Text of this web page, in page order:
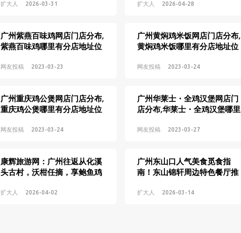
扩大人 2026-03-31 扩大人 2026-04-28
广州紫燕百味鸡网店门店分布,
紫燕百味鸡哪里有分店地址位
网友投稿 2023-03-23
广州黄焖鸡米饭网店门店分布,
黄焖鸡米饭哪里有分店地址位
网友投稿 2023-03-24
广州重庆鸡公煲网店门店分布,
重庆鸡公煲哪里有分店地址位
网友投稿 2023-03-24
广州华莱士・全鸡汉堡网店门
店分布,华莱士・全鸡汉堡哪里
网友投稿 2023-03-27
康辉旅游网：广州往返从化溪
头古村，沃柑任摘，享鲍鱼鸡
扩大人 2026-04-02
广州东山口人气美食觅食指
南！东山锦轩周边特色餐厅推
扩大人 2026-03-14